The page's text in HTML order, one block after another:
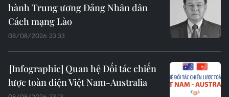
hành Trung ương Đảng Nhân dân
Cách mạng Lào
08/08/2026 23:33
Quan hệ Đối tác chiến
lược toàn diện Việt Nam-Australia